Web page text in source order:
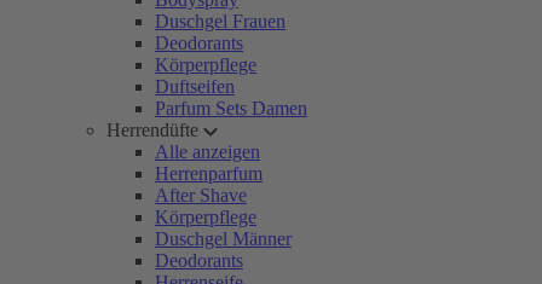
Duschgel Frauen
Deodorants
Körperpflege
Duftseifen
Parfum Sets Damen
Herrendüfte
Alle anzeigen
Herrenparfum
After Shave
Körperpflege
Duschgel Männer
Deodorants